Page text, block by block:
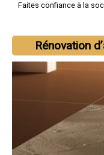
Faites confiance à la
Rénovation